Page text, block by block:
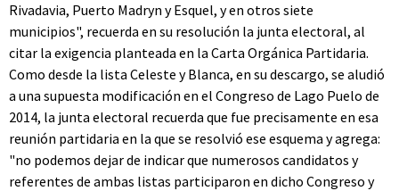
Rivadavia, Puerto Madryn y Esquel, y en otros siete
municipios", recuerda en su resolución la junta electoral, al
citar la exigencia planteada en la Carta Orgánica Partidaria.
Como desde la lista Celeste y Blanca, en su descargo, se aludió
a una supuesta modificación en el Congreso de Lago Puelo de
2014, la junta electoral recuerda que fue precisamente en esa
reunión partidaria en la que se resolvió ese esquema y agrega:
"no podemos dejar de indicar que numerosos candidatos y
referentes de ambas listas participaron en dicho Congreso y